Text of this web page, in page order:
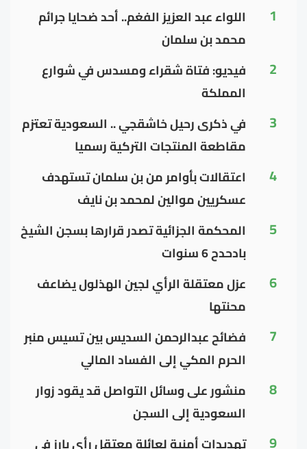
1
اللواء عبد العزيز الفغم.. أحد ضحايا جرائم
محمد بن سلمان
2
فيديو: فتاة شقراء ومسدس في شوارع
المملكة
3
في ذكرى رحيل خاشقجي .. السعودية تعتزم
مقاطعة المنتجات التركية رسميا
4
اعتقالات بأوامر من بن سلمان تستهدف
عسكريين موالين لمحمد بن نايف
5
المحكمة الجزائية تصدر قرارها بسجن الشيخ
بادحدح 6 سنوات
6
عزل معتقلة الرأي لجين الهذلول يضاعف
محنتها
7
فضائح عبدالرحمن السديس بين تسيس منبر
الحرم المكي إلى الفساد المالي
8
منشور على وسائل التواصل قد يقود زوار
السعودية إلى السجن
9
تهديدات أمنية لعائلة معتقل رأي بارز في